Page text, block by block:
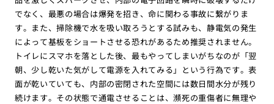
でなく、最悪の場合は爆発を招き、命に関わる事故に繋がりま
す。また、掃除機で水を吸い取ろうとする試みも、静電気の発生
によって基板をショートさせる恐れがあるため推奨されません。
トイレにスマホを落とした後、最もやってしまいがちなのが「翌
朝、少し乾いた気がして電源を入れてみる」という行為です。表
面が乾いていても、内部の密閉された空間には数日間水分が残り
続けます。その状態で通電させることは、瀕死の重傷者に無理や